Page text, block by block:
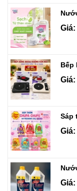
Giá:
Giá:
Giá:
Giá: